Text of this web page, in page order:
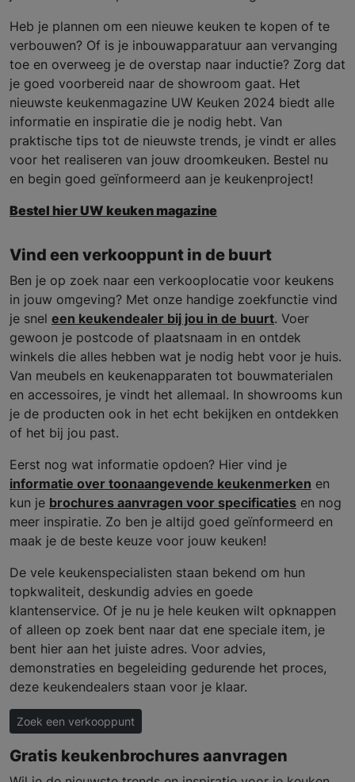
Heb je plannen om een nieuwe keuken te kopen of te
verbouwen? Of is je inbouwapparatuur aan vervanging
toe en overweeg je de overstap naar inductie? Zorg dat
je goed voorbereid naar de showroom gaat. Het
nieuwste keukenmagazine UW Keuken 2024 biedt alle
informatie en inspiratie die je nodig hebt. Van
praktische tips tot de nieuwste trends, je vindt er alles
voor het realiseren van jouw droomkeuken. Bestel nu
en begin goed geïnformeerd aan je keukenproject!
Bestel hier UW keuken magazine
Vind een verkooppunt in de buurt
Ben je op zoek naar een verkooplocatie voor keukens
in jouw omgeving? Met onze handige zoekfunctie vind
je snel een keukendealer bij jou in de buurt. Voer
gewoon je postcode of plaatsnaam in en ontdek
winkels die alles hebben wat je nodig hebt voor je huis.
Van meubels en keukenapparaten tot bouwmaterialen
en accessoires, je vindt het allemaal. In showrooms kun
je de producten ook in het echt bekijken en ontdekken
of het bij jou past.
Eerst nog wat informatie opdoen? Hier vind je
informatie over toonaangevende keukenmerken en
kun je brochures aanvragen voor specificaties en nog
meer inspiratie. Zo ben je altijd goed geïnformeerd en
maak je de beste keuze voor jouw keuken!
De vele keukenspecialisten staan bekend om hun
topkwaliteit, deskundig advies en goede
klantenservice. Of je nu je hele keuken wilt opknappen
of alleen op zoek bent naar dat ene speciale item, je
bent hier aan het juiste adres. Voor advies,
demonstraties en begeleiding gedurende het proces,
deze keukendealers staan voor je klaar.
Zoek een verkooppunt
Gratis keukenbrochures aanvragen